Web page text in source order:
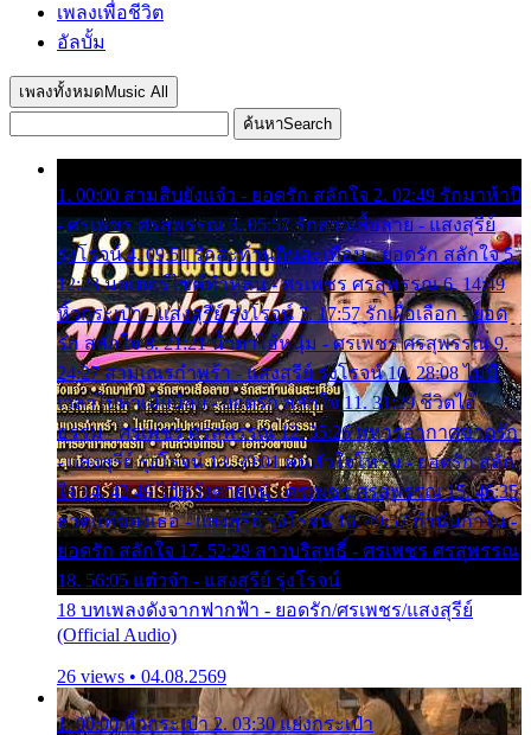
เพลงเพื่อชีวิต
อัลบั้ม
เพลงทั้งหมด Music All
ค้นหาSearch
1. 00:00 สามสิบยังแจ๋ว - ยอดรัก สลักใจ 2. 02:49 รักมาห้าปี
- ศรเพชร ศรสุพรรณ 3. 05:57 รักสาวเสื้อลาย - แสงสุรีย์
รุ่งโรจน์ 4. 09:51 รักสะท้านดินสะเทือน - ยอดรัก สลักใจ 5.
12:23 มอเตอร์ไซค์ทำหล่น - ศรเพชร ศรสุพรรณ 6. 14:49
หิ้วกระเป๋า - แสงสุรีย์ รุ่งโรจน์ 7. 17:57 รักเผื่อเลือก - ยอด
รัก สลักใจ 8. 21:21 น้ำตาไอ้หนุ่ม - ศรเพชร ศรสุพรรณ 9.
24:27 สามเณรกำพร้า - แสงสุรีย์ รุ่งโรจน์ 10. 28:08 ไม่มี
เวลาไปหาเมียน้อย - ยอดรัก สลักใจ 11. 31:29 ชีวิตไอ้
ธรรม - ศรเพชร ศรสุพรรณ 12. 35:26 ทหารอากาศขาดรัก
- แสงสุรีย์ รุ่งโรจน์ 13. 39:01 คนหัวใจโทรม - ยอดรัก สลัก
ใจ 14. 42:49 ไอ้หวังตายแน่ - ศรเพชร ศรสุพรรณ 15. 46:35
ธาตุแท้ของเธอ - แสงสุรีย์ รุ่งโรจน์ 16. 49:57 กำนันกำใน -
ยอดรัก สลักใจ 17. 52:29 สาวบริสุทธิ์ - ศรเพชร ศรสุพรรณ
18. 56:05 แต๋วจ๋า - แสงสุรีย์ รุ่งโรจน์
18 บทเพลงดังจากฟากฟ้า - ยอดรัก/ศรเพชร/แสงสุรีย์
(Official Audio)
26 views • 04.08.2569
1. 00:00 หิ้วกระเป๋า 2. 03:30 แย่งกระเป๋า